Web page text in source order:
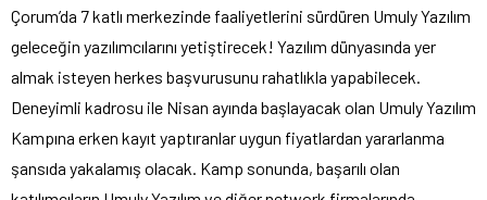
Çorum’da 7 katlı merkezinde faaliyetlerini sürdüren Umuly Yazılım
geleceğin yazılımcılarını yetiştirecek! Yazılım dünyasında yer
almak isteyen herkes başvurusunu rahatlıkla yapabilecek.
Deneyimli kadrosu ile Nisan ayında başlayacak olan Umuly Yazılım
Kampına erken kayıt yaptıranlar uygun fiyatlardan yararlanma
şansıda yakalamış olacak. Kamp sonunda, başarılı olan